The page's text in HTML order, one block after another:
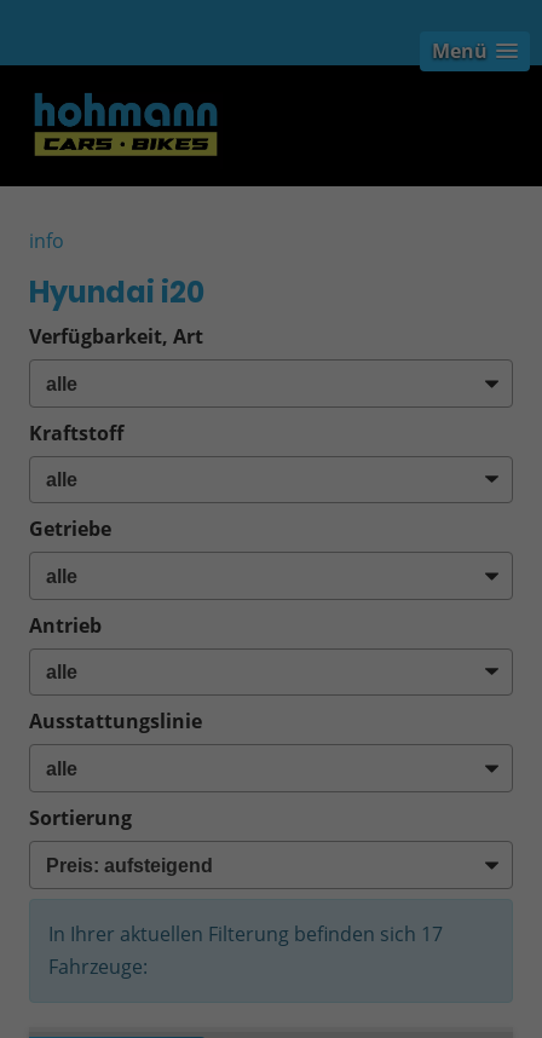
Menü
info
Hyundai i20
Verfügbarkeit, Art
Kraftstoff
Getriebe
Antrieb
Ausstattungslinie
Sortierung
In Ihrer aktuellen Filterung befinden sich 17
Fahrzeuge: